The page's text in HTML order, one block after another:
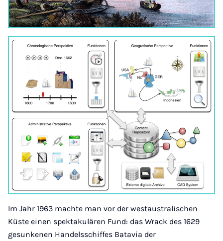
Im Jahr 1963 machte man vor der westaustralischen
Küste einen spektakulären Fund: das Wrack des 1629
gesunkenen Handelsschiffes Batavia der